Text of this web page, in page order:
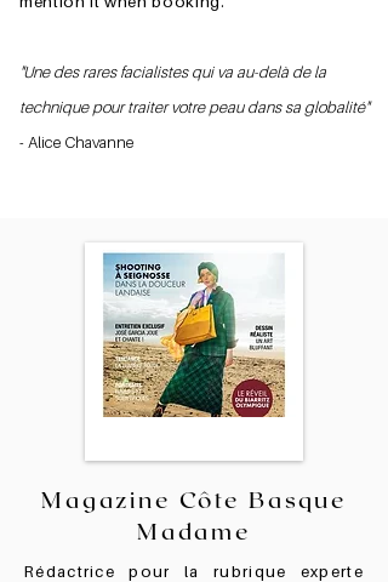
"Une des rares facialistes qui va au-delà de la
technique pour traiter votre peau dans sa globalité"
- Alice Chavanne
Magazine Côte Basque
Madame
Rédactrice pour la rubrique experte